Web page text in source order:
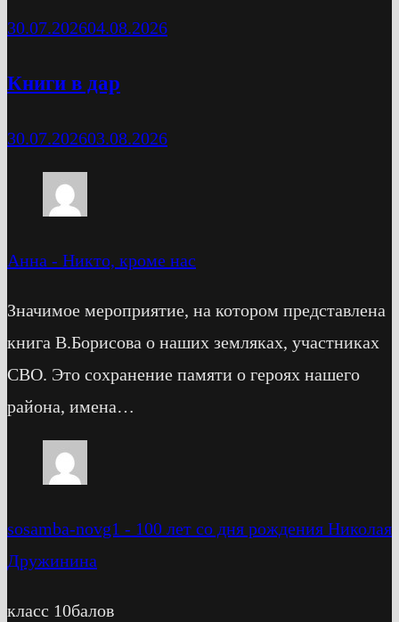
30.07.202604.08.2026
Книги в дар
30.07.202603.08.2026
Анна - Никто, кроме нас
Значимое мероприятие, на котором представлена
книга В.Борисова о наших земляках, участниках
СВО. Это сохранение памяти о героях нашего
района, имена…
sosamba-novg1 - 100 лет со дня рождения Николая
Дружинина
класс 10балов